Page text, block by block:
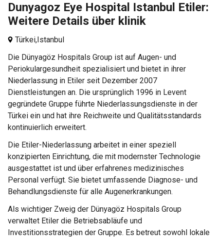
Dunyagoz Eye Hospital Istanbul Etiler:
Weitere Details über klinik
Türkei, Istanbul
Die Dünyagöz Hospitals Group ist auf Augen- und
Periokulargesundheit spezialisiert und bietet in ihrer
Niederlassung in Etiler seit Dezember 2007
Dienstleistungen an. Die ursprünglich 1996 in Levent
gegründete Gruppe führte Niederlassungsdienste in der
Türkei ein und hat ihre Reichweite und Qualitätsstandards
kontinuierlich erweitert.
Die Etiler-Niederlassung arbeitet in einer speziell
konzipierten Einrichtung, die mit modernster Technologie
ausgestattet ist und über erfahrenes medizinisches
Personal verfügt. Sie bietet umfassende Diagnose- und
Behandlungsdienste für alle Augenerkrankungen.
Als wichtiger Zweig der Dünyagöz Hospitals Group
verwaltet Etiler die Betriebsabläufe und
Investitionsstrategien der Gruppe. Es betreut sowohl lokale